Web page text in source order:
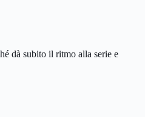
dà subito il ritmo alla serie e